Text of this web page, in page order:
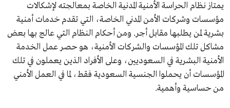
يمتاز نظام الحراسة الأمنية المدنية الخاصة بمعالجته لإشكالات
مؤسسات وشركات الأمن المدني الخاصة، التي تقدم خدمات أمنية
بشرية لمن يطلبها مقابل أجر. ومن أحكام النظام التي عالج بها بعض
مشاكل تلك المؤسسات والشركات الأمنية، هو حصر عمل الخدمة
الأمنية البشرية في السعوديين، وعلى الأفراد الذين يعملون في تلك
المؤسسات أن يحملوا الجنسية السعودية فقط، لما في العمل الأمني
من حساسية وأهمية.